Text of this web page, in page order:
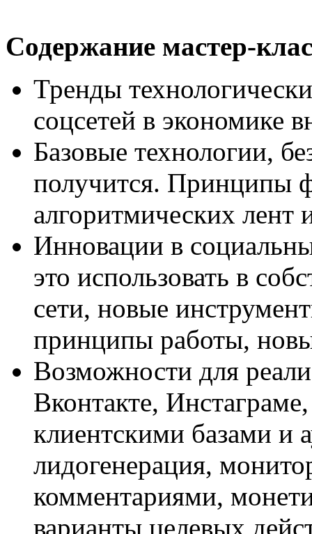
Содержание мастер-
Тренды
соцсетей в экономике
Базовые технологии,
получится. Принципы
алгоритмических лент
Инновации в
это использовать в
сети, новые
принципы работы,
Возможности для
Вконтакте,
клиентскими базами и
лидогенерация,
комментариями,
варианты целевых